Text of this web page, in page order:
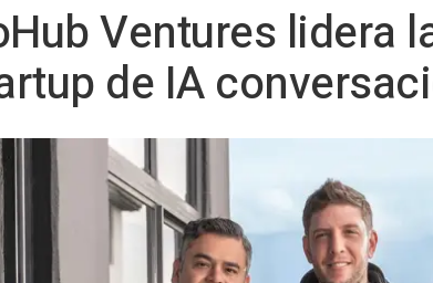
Ventures lidera
de IA